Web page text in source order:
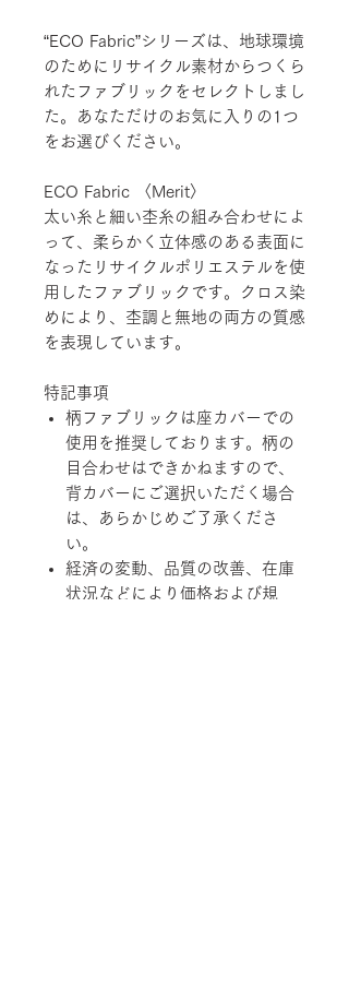
“ECO Fabric”シリーズは、地球環境
のためにリサイクル素材からつくら
れたファブリックをセレクトしまし
た。あなただけのお気に入りの1つ
をお選びください。
ECO Fabric 〈Merit〉
太い糸と細い杢糸の組み合わせによ
って、柔らかく立体感のある表面に
なったリサイクルポリエステルを使
用したファブリックです。クロス染
めにより、杢調と無地の両方の質感
を表現しています。
特記事項
柄ファブリックは座カバーでの
使用を推奨しております。柄の
目合わせはできかねますので、
背カバーにご選択いただく場合
は、あらかじめご了承くださ
い。
経済の変動、品質の改善、在庫
状況などにより価格および規